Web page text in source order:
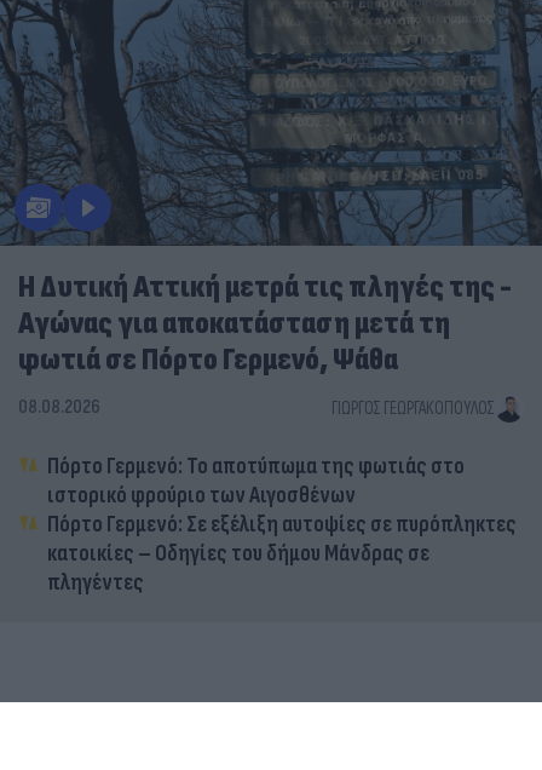
Η Δυτική Αττική μετρά τις πληγές της -
Αγώνας για αποκατάσταση μετά τη
φωτιά σε Πόρτο Γερμενό, Ψάθα
08.08.2026 ΓΙΏΡΓΟΣ ΓΕΩΡΓΑΚΌΠΟΥΛΟΣ
Πόρτο Γερμενό: Το αποτύπωμα της φωτιάς στο
ιστορικό φρούριο των Αιγοσθένων
Πόρτο Γερμενό: Σε εξέλιξη αυτοψίες σε πυρόπληκτες
κατοικίες – Οδηγίες του δήμου Μάνδρας σε
πληγέντες